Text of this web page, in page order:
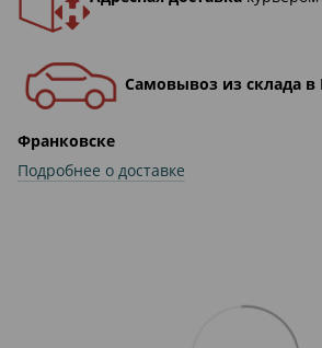
Самовывоз из склада в
Франковске
Подробнее о доставке